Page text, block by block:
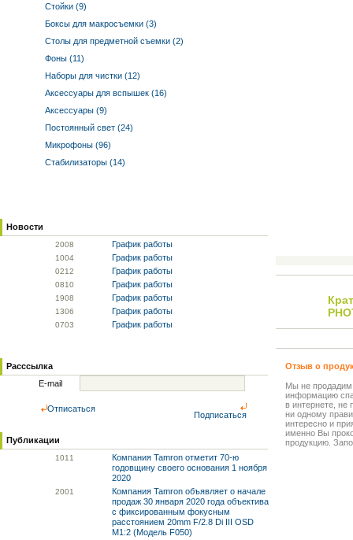
Стойки (9)
Боксы для макросъемки (3)
Столы для предметной съемки (2)
Фоны (11)
Наборы для чистки (12)
Аксессуары для вспышек (16)
Аксессуары (9)
Постоянный свет (24)
Микрофоны (96)
Стабилизаторы (14)
Новости
2008 График работы
1004 График работы
0212 График работы
0810 График работы
1908 График работы
1306 График работы
0703 График работы
Расссылка
E-mail
Отписаться
Подписаться
Публикации
1011
Компания Tamron отметит 70-ю
годовщину своего основания 1 ноября
2020
2001
Компания Tamron объявляет о начале
продаж 30 января 2020 года объектива
с фиксированным фокусным
расстоянием 20mm F/2.8 Di III OSD
M1:2 (Модель F050)
Отзыв о
Мы не
информацию
в интернете, не
ни одному
интересно и
именно Вы
продукцию.